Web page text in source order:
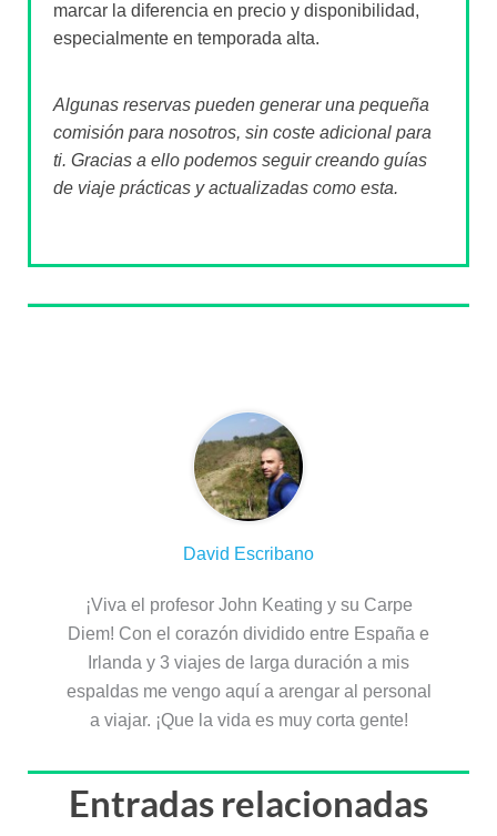
marcar la diferencia en precio y disponibilidad,
especialmente en temporada alta.
Algunas reservas pueden generar una pequeña
comisión para nosotros, sin coste adicional para
ti. Gracias a ello podemos seguir creando guías
de viaje prácticas y actualizadas como esta.
David Escribano
¡Viva el profesor John Keating y su Carpe
Diem! Con el corazón dividido entre España e
Irlanda y 3 viajes de larga duración a mis
espaldas me vengo aquí a arengar al personal
a viajar. ¡Que la vida es muy corta gente!
Entradas relacionadas